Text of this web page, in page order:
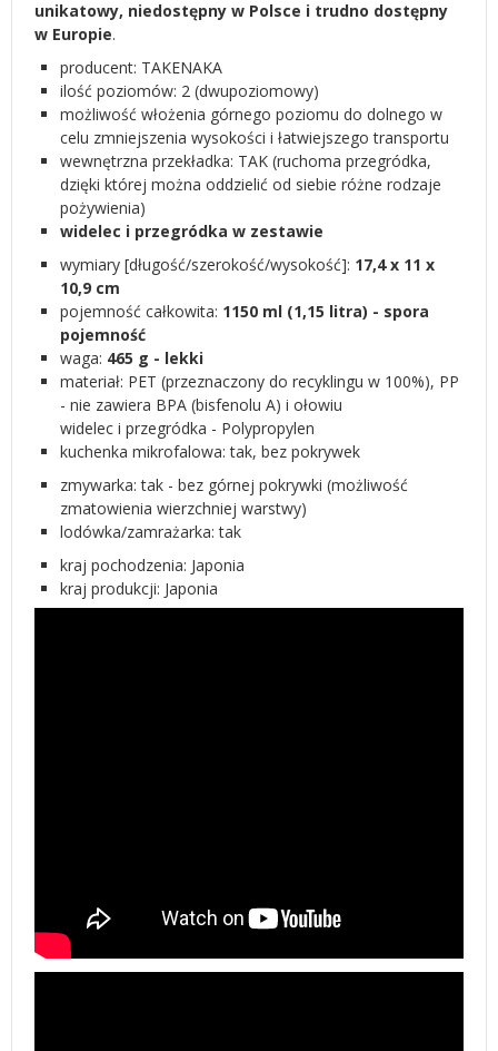
unikatowy, niedostępny w Polsce i trudno dostępny
w Europie.
producent: TAKENAKA
ilość poziomów: 2 (dwupoziomowy)
możliwość włożenia górnego poziomu do dolnego w
celu zmniejszenia wysokości i łatwiejszego transportu
wewnętrzna przekładka: TAK (ruchoma przegródka,
dzięki której można oddzielić od siebie różne rodzaje
pożywienia)
widelec i przegródka w zestawie
wymiary [długość/szerokość/wysokość]: 17,4 x 11 x
10,9 cm
pojemność całkowita: 1150 ml (1,15 litra) - spora
pojemność
waga: 465 g - lekki
materiał: PET (przeznaczony do recyklingu w 100%), PP
- nie zawiera BPA (bisfenolu A) i ołowiu
widelec i przegródka - Polypropylen
kuchenka mikrofalowa: tak, bez pokrywek
zmywarka: tak - bez górnej pokrywki (możliwość
zmatowienia wierzchniej warstwy)
lodówka/zamrażarka: tak
kraj pochodzenia: Japonia
kraj produkcji: Japonia